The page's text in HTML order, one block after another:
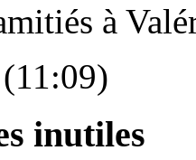
à
inutiles